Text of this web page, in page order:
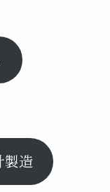
製造